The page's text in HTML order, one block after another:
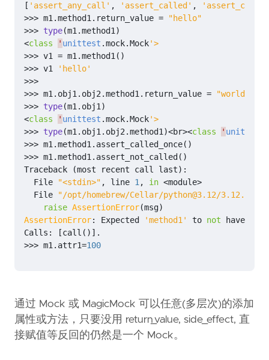
[ 'assert_any_call' , 'assert_called' ,
>>> m1.method1. return_value =
"hello"
>>> type(m1.method1)
<class ' unittest .mock.Mock'>
>>> v1 = m1.method1()
>>> v1
'hello'
>>>
>>> m1. obj1. obj2.method1. return_value =
"world"
>>> type(m1. obj1)
<class ' unittest .mock.Mock'>
>>> type(m1. obj1. obj2.method1)<br><class ' unittest
>>> m1.method1. assert_called_once()
>>> m1.method1. assert_not_called ()
Traceback
(most recent call last):
File
"<stdin>" , line 1, in <module>
File
"/opt/homebrew/Cellar/python@3.12/3.12.11/
raise AssertionError(msg)
AssertionError: Expected 'method1' to not have
Calls : [call ()] .
>>> m1. attr1=100
通过 Mock 或 MagicMock 可以任意(多层次)的添加
属性或方法，只要没用 return_value, side_effect, 直
接赋值等反回的仍然是一个 Mock。